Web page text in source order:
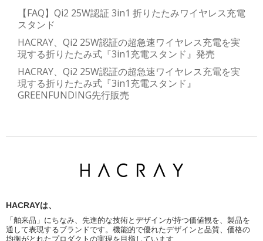
【FAQ】Qi2 25W認証 3in1 折りたたみワイヤレス充電
スタンド
HACRAY、Qi2 25W認証の超急速ワイヤレス充電を実
現する折りたたみ式『3in1充電スタンド』発売
HACRAY、Qi2 25W認証の超急速ワイヤレス充電を実
現する折りたたみ式『3in1充電スタンド』
GREENFUNDING先行販売
HACRAYは、
「舶来品」にちなみ、先進的な技術とデザインが持つ価値観を、製品を
通して表現するブランドです。機能的で優れたデザインと品質、価格の
均衡がとれたプロダクトの実現を目指しています